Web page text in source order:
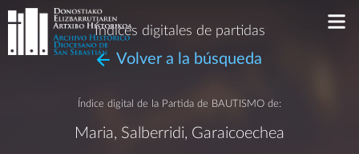
Índices digitales de partidas
Volver a la búsqueda
Índice digital de la Partida de BAUTISMO de:
Maria, Salberridi, Garaicoechea